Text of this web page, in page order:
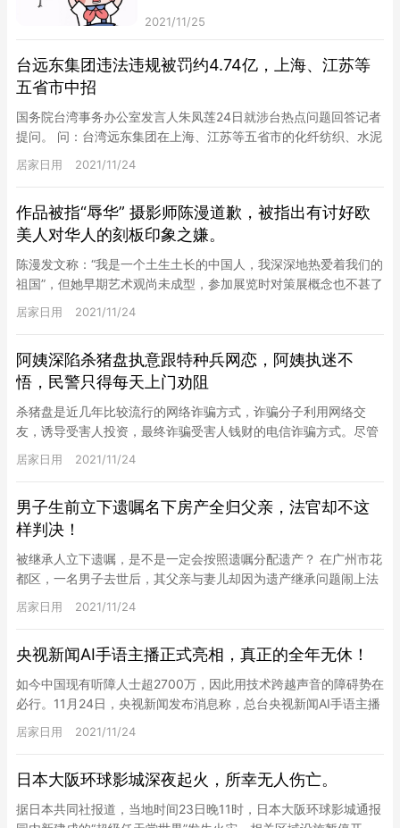
2021/11/25
台远东集团违法违规被罚约4.74亿，上海、江苏等
五省市中招
国务院台湾事务办公室发言人朱凤莲24日就涉台热点问题回答记者
提问。 问：台湾远东集团在上海、江苏等五省市的化纤纺织、水泥
企业在环保、土地利用等方面存在违法违规行为被依法罚处。请问
发…
居家日用 2021/11/24
作品被指“辱华” 摄影师陈漫道歉，被指出有讨好欧
美人对华人的刻板印象之嫌。
陈漫发文称：“我是一个土生土长的中国人，我深深地热爱着我们的
祖国”，但她早期艺术观尚未成型，参加展览时对策展概念也不甚了
解，使得当时的作品欠缺思考，现在向大家正式道歉，并下架各平
台…
居家日用 2021/11/24
阿姨深陷杀猪盘执意跟特种兵网恋，阿姨执迷不
悟，民警只得每天上门劝阻
杀猪盘是近几年比较流行的网络诈骗方式，诈骗分子利用网络交
友，诱导受害人投资，最终诈骗受害人钱财的电信诈骗方式。尽管
这种诈骗方式，新闻媒体已经报道过很多次，但还是有人经不住虚
拟爱情的…
居家日用 2021/11/24
男子生前立下遗嘱名下房产全归父亲，法官却不这
样判决！
被继承人立下遗嘱，是不是一定会按照遗嘱分配遗产？ 在广州市花
都区，一名男子去世后，其父亲与妻儿却因为遗产继承问题闹上法
院，但这一次，法官却没有按遗嘱分配遗产，这是为什么？ 事发：
男…
居家日用 2021/11/24
央视新闻AI手语主播正式亮相，真正的全年无休！
如今中国现有听障人士超2700万，因此用技术跨越声音的障碍势在
必行。11月24日，央视新闻发布消息称，总台央视新闻AI手语主播
正式亮相。在北京2022年冬奥会上，她将全年无休，为听…
居家日用 2021/11/24
日本大阪环球影城深夜起火，所幸无人伤亡。
据日本共同社报道，当地时间23日晚11时，日本大阪环球影城通报